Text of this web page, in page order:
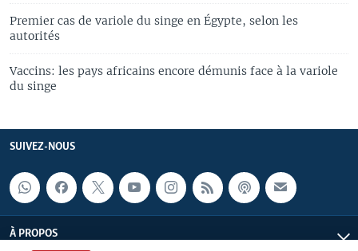
Premier cas de variole du singe en Égypte, selon les
autorités
Vaccins: les pays africains encore démunis face à la variole
du singe
SUIVEZ-NOUS
À PROPOS